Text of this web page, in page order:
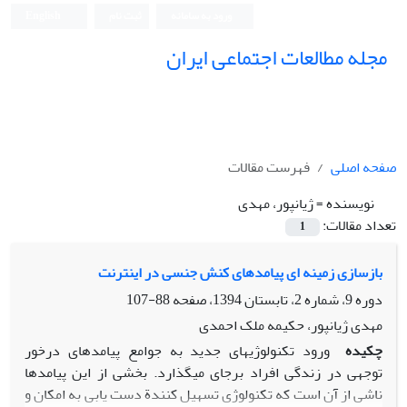
مجله مطالعات اجتماعی ایران
صفحه اصلی
فهرست مقالات
نویسنده =ژیانپور، مهدی
تعداد مقالات:
1
بازسازی زمینه ای پیامدهای کنش جنسی در اینترنت
دوره 9، شماره 2، تابستان 1394، صفحه
88-107
مهدی ژیانپور، حکیمه ملک احمدی
چکیده ورود تکنولوژیهای جدید به جوامع پیامدهای درخور
توجهی در زندگی افراد برجای میگذارد. بخشی از این پیامدها
ناشی از آن است که تکنولوژی تسهیل کنندة دست یابی به امکان و